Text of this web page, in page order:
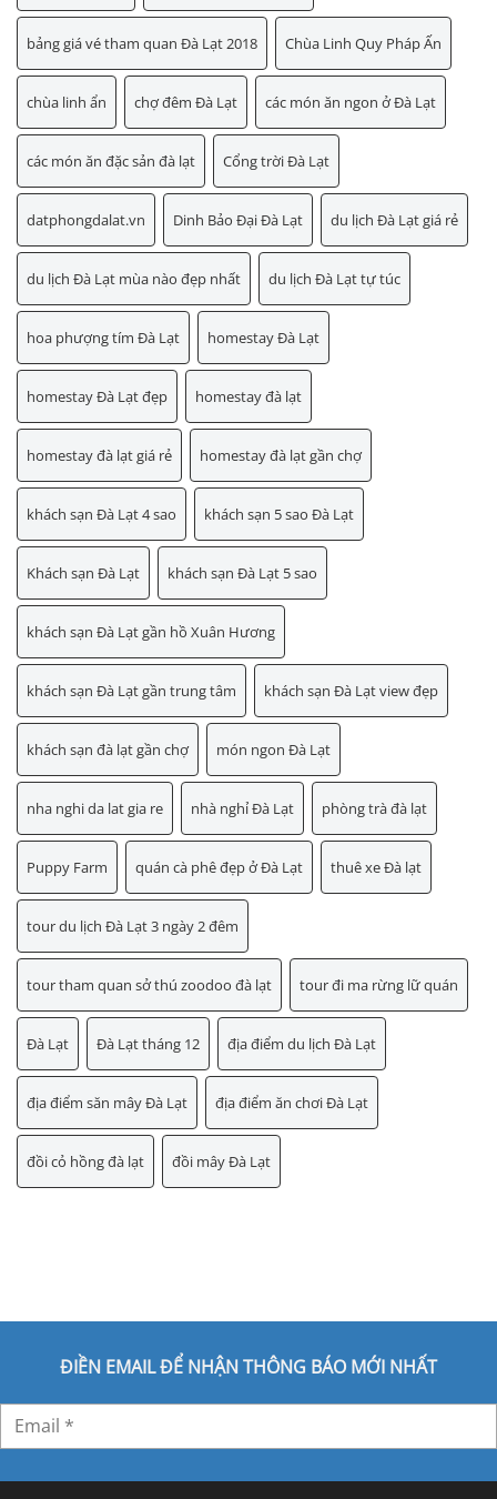
bảng giá vé tham quan Đà Lạt 2018 Chùa Linh Quy Pháp Ấn
chùa linh ẩn chợ đêm Đà Lạt các món ăn ngon ở Đà Lạt
các món ăn đặc sản đà lạt Cổng trời Đà Lạt
datphongdalat.vn Dinh Bảo Đại Đà Lạt du lịch Đà Lạt giá rẻ
du lịch Đà Lạt mùa nào đẹp nhất du lịch Đà Lạt tự túc
hoa phượng tím Đà Lạt homestay Đà Lạt
homestay Đà Lạt đẹp homestay đà lạt
homestay đà lạt giá rẻ homestay đà lạt gần chợ
khách sạn Đà Lạt 4 sao khách sạn 5 sao Đà Lạt
Khách sạn Đà Lạt khách sạn Đà Lạt 5 sao
khách sạn Đà Lạt gần hồ Xuân Hương
khách sạn Đà Lạt gần trung tâm khách sạn Đà Lạt view đẹp
khách sạn đà lạt gần chợ món ngon Đà Lạt
nha nghi da lat gia re nhà nghỉ Đà Lạt phòng trà đà lạt
Puppy Farm quán cà phê đẹp ở Đà Lạt thuê xe Đà lạt
tour du lịch Đà Lạt 3 ngày 2 đêm
tour tham quan sở thú zoodoo đà lạt tour đi ma rừng lữ quán
Đà Lạt Đà Lạt tháng 12 địa điểm du lịch Đà Lạt
địa điểm săn mây Đà Lạt địa điểm ăn chơi Đà Lạt
đồi cỏ hồng đà lạt đồi mây Đà Lạt
ĐIỀN EMAIL ĐỂ NHẬN THÔNG BÁO MỚI NHẤT